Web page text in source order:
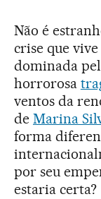
Não é
crise que vive
dominada
horrorosa
ventos da
de Marina
forma
por seu
estaria certa?